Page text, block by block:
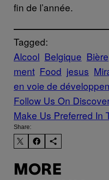
fin de l’année.
Tagged:
Alcool Belgique Bière
ment Food jesus
en voie de
Follow Us On
Make Us Preferred In
Share:
MORE